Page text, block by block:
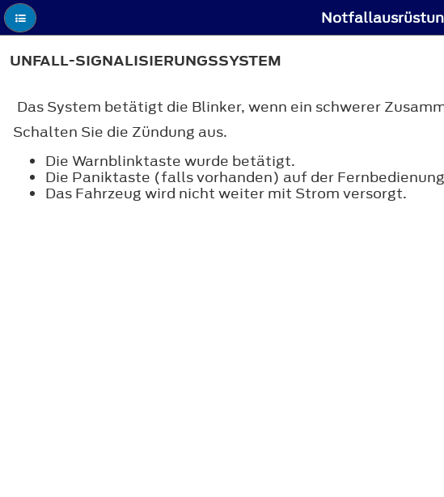
UNFALL-SIGNALISIERUNGSSYSTEM
Das System betätigt die Blinker, wenn ein schwerer
Schalten Sie die Zündung aus.
Die Warnblinktaste wurde betätigt.
Die Paniktaste (falls vorhanden) auf der
Das Fahrzeug wird nicht weiter mit Strom versorgt.